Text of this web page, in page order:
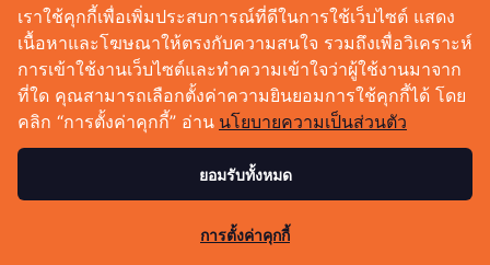
คิดและสื่อสารกันจริงๆ โจทย์ก็คือ ให้แต่ละทีมลองทำในส
เราใช้คุกกี้เพื่อเพิ่มประสบการณ์ที่ดีในการใช้เว็บไซต์ แสดง
เนื้อหาและโฆษณาให้ตรงกับความสนใจ รวมถึงเพื่อวิเคราะห์
การเข้าใช้งานเว็บไซต์และทำความเข้าใจว่าผู้ใช้งานมาจาก
ที่ใด คุณสามารถเลือกตั้งค่าความยินยอมการใช้คุกกี้ได้ โดย
คลิก “การตั้งค่าคุกกี้” อ่าน นโยบายความเป็นส่วนตัว
ยอมรับทั้งหมด
การตั้งค่าคุกกี้